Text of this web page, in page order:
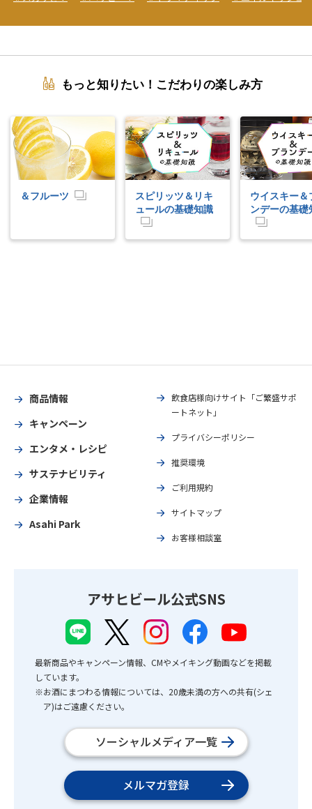
もっと知りたい！こだわりの楽しみ方
＆フルーツ
スピリッツ＆リキ
ュールの基礎知識
ウイスキー＆
ンデーの基礎
商品情報
キャンペーン
エンタメ・レシピ
サステナビリティ
企業情報
Asahi Park
飲食店様向けサイト「ご繁盛サポ
ートネット」
プライバシーポリシー
推奨環境
ご利用規約
サイトマップ
お客様相談室
アサヒビール公式SNS
最新商品やキャンペーン情報、CMやメイキング動画などを掲載
しています。
※お酒にまつわる情報については、20歳未満の方への共有(シェ
ア)はご遠慮ください。
ソーシャルメディア一覧
メルマガ登録